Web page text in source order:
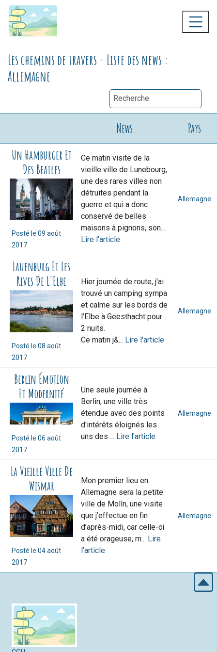
Les chemins de travers - Liste des news :
Allemagne
News
Pays
Un Hamburger Et
Des Beatles
Posté le 09 août
2017
Ce matin visite de la
vieille ville de Lunebourg,
une des rares villes non
détruites pendant la
guerre et qui a donc
conservé de belles
maisons à pignons, son...
Lire l'article
Allemagne
Lauenburg Et Les
Rives De L'Elbe
Posté le 08 août
2017
Hier journée de route, j'ai
trouvé un camping sympa
et calme sur les bords de
l’Elbe à Geesthacht pour
2 nuits.
Ce matin j&... Lire l'article
Allemagne
Berlin Émotion
Et Modernité
Posté le 06 août
2017
Une seule journée à
Berlin, une ville très
étendue avec des points
d'intérêts éloignés les
uns des ... Lire l'article
Allemagne
La Vieille Ville De
Wismar
Posté le 04 août
2017
Mon premier lieu en
Allemagne sera la petite
ville de Molln, une visite
que j’effectue en fin
d’après-midi, car celle-ci
a été orageuse, m... Lire
l'article
Allemagne